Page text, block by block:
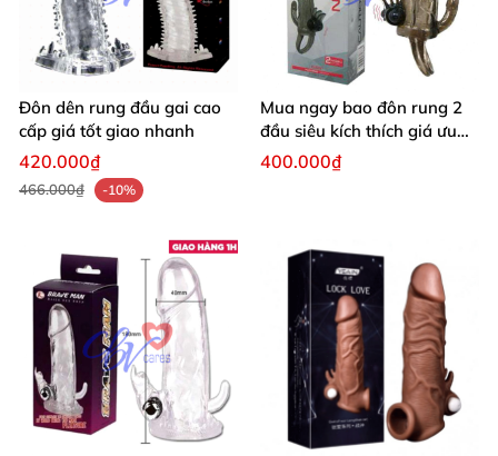
Đôn dên rung đầu gai cao
cấp giá tốt giao nhanh
420.000₫
466.000₫ -10%
Mua ngay bao đôn rung 2
đầu siêu kích thích giá ưu
đãi
400.000₫